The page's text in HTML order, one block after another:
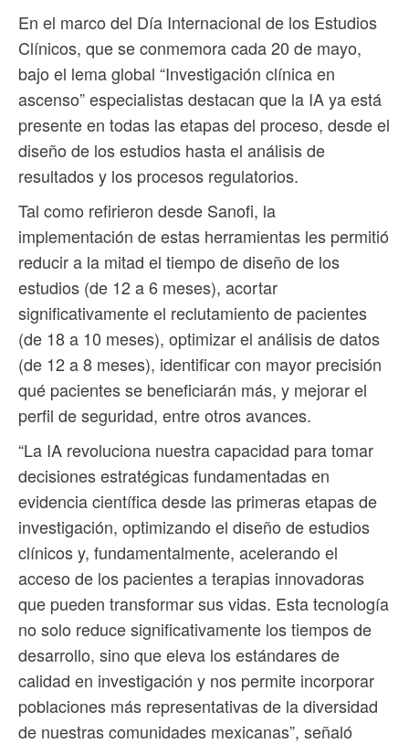
En el marco del Día Internacional de los Estudios
Clínicos, que se conmemora cada 20 de mayo,
bajo el lema global “Investigación clínica en
ascenso” especialistas destacan que la IA ya está
presente en todas las etapas del proceso, desde el
diseño de los estudios hasta el análisis de
resultados y los procesos regulatorios.
Tal como refirieron desde Sanofi, la
implementación de estas herramientas les permitió
reducir a la mitad el tiempo de diseño de los
estudios (de 12 a 6 meses), acortar
significativamente el reclutamiento de pacientes
(de 18 a 10 meses), optimizar el análisis de datos
(de 12 a 8 meses), identificar con mayor precisión
qué pacientes se beneficiarán más, y mejorar el
perfil de seguridad, entre otros avances.
“La IA revoluciona nuestra capacidad para tomar
decisiones estratégicas fundamentadas en
evidencia científica desde las primeras etapas de
investigación, optimizando el diseño de estudios
clínicos y, fundamentalmente, acelerando el
acceso de los pacientes a terapias innovadoras
que pueden transformar sus vidas. Esta tecnología
no solo reduce significativamente los tiempos de
desarrollo, sino que eleva los estándares de
calidad en investigación y nos permite incorporar
poblaciones más representativas de la diversidad
de nuestras comunidades mexicanas”, señaló